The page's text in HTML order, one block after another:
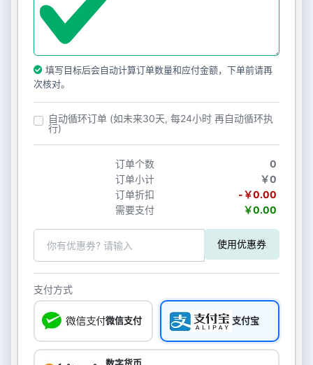
填写目标后会自动计算订单数量和应付金额，下单前请再
次核对。
自动循环订单 (如未来30天, 每24小时 再自动循环执
行)
订单个数
0
订单小计
￥0
订单折扣
-￥0.00
需要支付
￥0.00
使用优惠券
支付方式
微信支付 支付宝